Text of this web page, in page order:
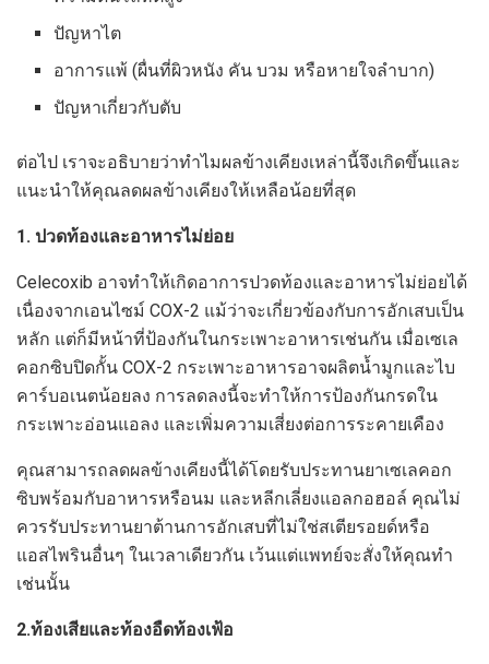
ปัญหาไต
อาการแพ้ (ผื่นที่ผิวหนัง คัน บวม หรือหายใจลำบาก)
ปัญหาเกี่ยวกับตับ
ต่อไป เราจะอธิบายว่าทำไมผลข้างเคียงเหล่านี้จึงเกิดขึ้นและ
แนะนำให้คุณลดผลข้างเคียงให้เหลือน้อยที่สุด
1. ปวดท้องและอาหารไม่ย่อย
Celecoxib อาจทำให้เกิดอาการปวดท้องและอาหารไม่ย่อยได้
เนื่องจากเอนไซม์ COX-2 แม้ว่าจะเกี่ยวข้องกับการอักเสบเป็น
หลัก แต่ก็มีหน้าที่ป้องกันในกระเพาะอาหารเช่นกัน เมื่อเซเล
คอกซิบปิดกั้น COX-2 กระเพาะอาหารอาจผลิตน้ำมูกและไบ
คาร์บอเนตน้อยลง การลดลงนี้จะทำให้การป้องกันกรดใน
กระเพาะอ่อนแอลง และเพิ่มความเสี่ยงต่อการระคายเคือง
คุณสามารถลดผลข้างเคียงนี้ได้โดยรับประทานยาเซเลคอก
ซิบพร้อมกับอาหารหรือนม และหลีกเลี่ยงแอลกอฮอล์ คุณไม่
ควรรับประทานยาต้านการอักเสบที่ไม่ใช่สเตียรอยด์หรือ
แอสไพรินอื่นๆ ในเวลาเดียวกัน เว้นแต่แพทย์จะสั่งให้คุณทำ
เช่นนั้น
2.ท้องเสียและท้องอืดท้องเฟ้อ